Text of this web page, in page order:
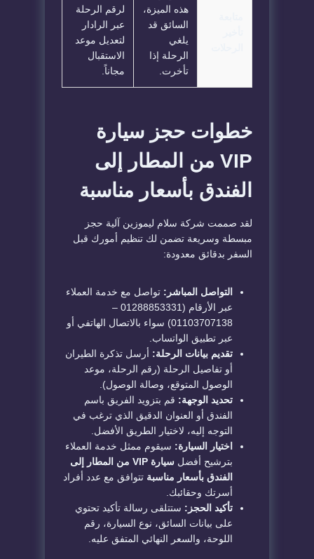
هذه الميزة،
السائق قد
يلغي
الرحلة إذا
تأخرت.
لرقم الرحلة
عبر الرادار
لتعديل موعد
الاستقبال
مجاناً.
خطوات حجز سيارة
VIP من المطار إلى
الفندق بأسعار مناسبة
لقد صممت شركة سلام ليموزين آلية حجز
مبسطة وسريعة تضمن لك تنظيم أمورك قبل
السفر بدقائق معدودة:
التواصل المباشر: تواصل مع خدمة العملاء
عبر الأرقام (01288853331 –
01103707138) سواء بالاتصال الهاتفي أو
عبر تطبيق الواتساب.
تقديم بيانات الرحلة: أرسل تذكرة الطيران
أو تفاصيل الرحلة (رقم الرحلة، موعد
الوصول المتوقع، وصالة الوصول).
تحديد الوجهة: قم بتزويد الفريق باسم
الفندق أو العنوان الدقيق الذي ترغب في
التوجه إليه، لاختيار الطريق الأفضل.
اختيار السيارة: سيقوم ممثل خدمة العملاء
بترشيح أفضل
سيارة VIP من المطار إلى
الفندق بأسعار مناسبة تتوافق مع عدد أفراد
أسرتك وحقائبك.
تأكيد الحجز: ستتلقى رسالة تأكيد تحتوي
على بيانات السائق، نوع السيارة، رقم
اللوحة، والسعر النهائي المتفق عليه.